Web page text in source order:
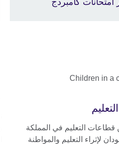
كامبردج
قطاعات التعليم في المملكة
لإثراء التعليم والمواطنة